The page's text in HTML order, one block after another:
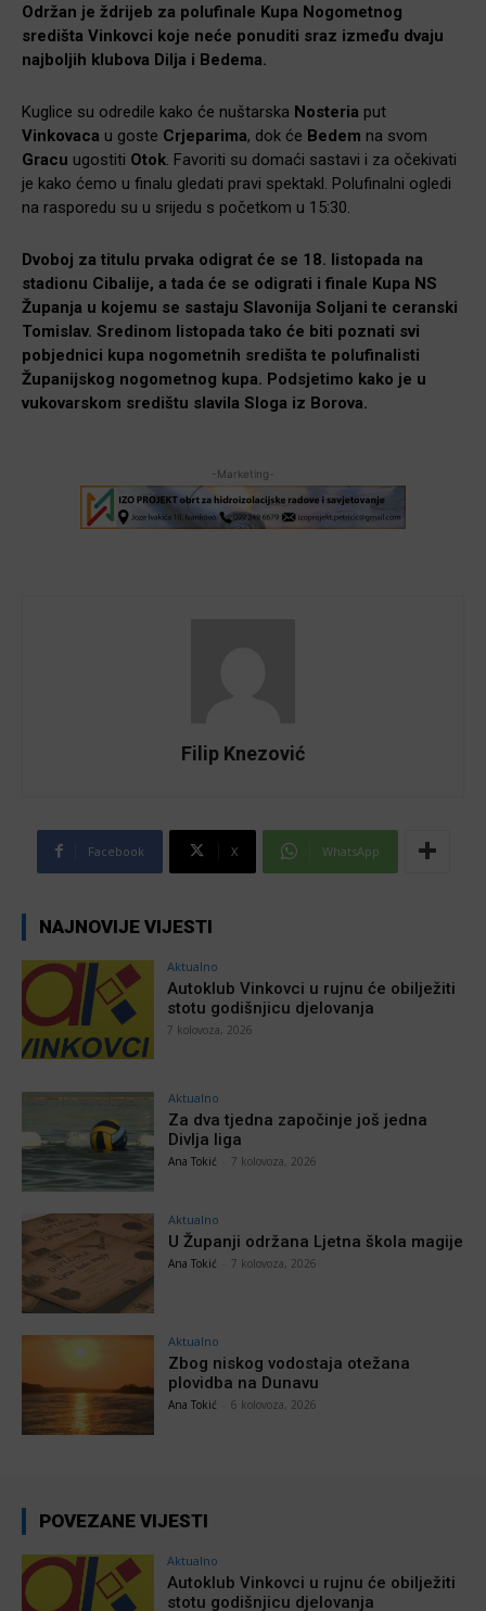
Održan je ždrijeb za polufinale Kupa Nogometnog
središta Vinkovci koje neće ponuditi sraz između dvaju
najboljih klubova Dilja i Bedema.
Kuglice su odredile kako će nuštarska Nosteria put
Vinkovaca u goste Crjeparima, dok će Bedem na svom
Gracu ugostiti Otok. Favoriti su domaći sastavi i za očekivati
je kako ćemo u finalu gledati pravi spektakl. Polufinalni ogledi
na rasporedu su u srijedu s početkom u 15:30.
Dvoboj za titulu prvaka odigrat će se 18. listopada na
stadionu Cibalije, a tada će se odigrati i finale Kupa NS
Županja u kojemu se sastaju Slavonija Soljani te ceranski
Tomislav. Sredinom listopada tako će biti poznati svi
pobjednici kupa nogometnih središta te polufinalisti
Županijskog nogometnog kupa. Podsjetimo kako je u
vukovarskom središtu slavila Sloga iz Borova.
-Marketing-
Filip Knezović
Facebook X WhatsApp
NAJNOVIJE VIJESTI
Aktualno
Autoklub Vinkovci u rujnu će obilježiti
stotu godišnjicu djelovanja
7 kolovoza, 2026
Aktualno
Za dva tjedna započinje još jedna
Divlja liga
Ana Tokić 7 kolovoza, 2026
Aktualno
U Županji održana Ljetna škola magije
Ana Tokić 7 kolovoza, 2026
Aktualno
Zbog niskog vodostaja otežana
plovidba na Dunavu
Ana Tokić 6 kolovoza, 2026
POVEZANE VIJESTI
Aktualno
Autoklub Vinkovci u rujnu će obilježiti
stotu godišnjicu djelovanja